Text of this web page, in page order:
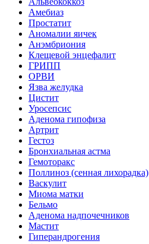
Амебиаз
Простатит
Аномалии яичек
Анэмбриония
Клещевой энцефалит
ГРИПП
ОРВИ
Язва желудка
Цистит
Уросепсис
Аденома гипофиза
Артрит
Гестоз
Бронхиальная астма
Гемоторакс
Поллиноз (сенная лихорадка)
Васкулит
Миома матки
Бельмо
Аденома надпочечников
Мастит
Гиперандрогения